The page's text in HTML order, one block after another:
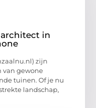
in
zijn
van gewone
tuinen. Of je nu
landschap,